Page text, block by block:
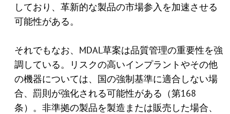
しており、革新的な製品の市場参入を加速させる
可能性がある。
それでもなお、MDAL草案は品質管理の重要性を強
調している。リスクの高いインプラントやその他
の機器については、国の強制基準に適合しない場
合、罰則が強化される可能性がある（第168
条）。非準拠の製品を製造または販売した場合、